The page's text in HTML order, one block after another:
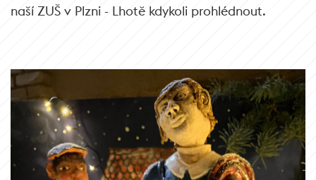
naší ZUŠ v Plzni - Lhotě kdykoli prohlédnout.